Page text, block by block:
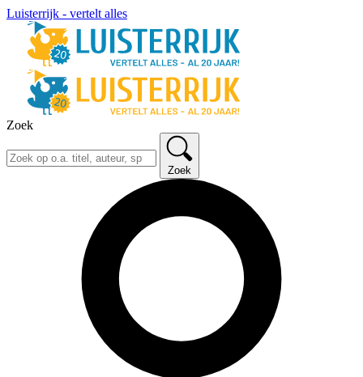
Luisterrijk - vertelt alles
Zoek
Zoek